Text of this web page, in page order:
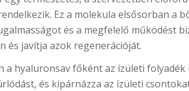
Ez a molekula elsősorban a
és a megfelelő működést
és javítja azok regenerációját.
a hyaluronsav főként az ízületi
és kipárnázza az ízületi